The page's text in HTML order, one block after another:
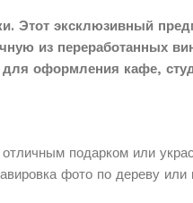
Этот эксклюзивный
из переработанных
оформления кафе,
подарком или
фото по дереву